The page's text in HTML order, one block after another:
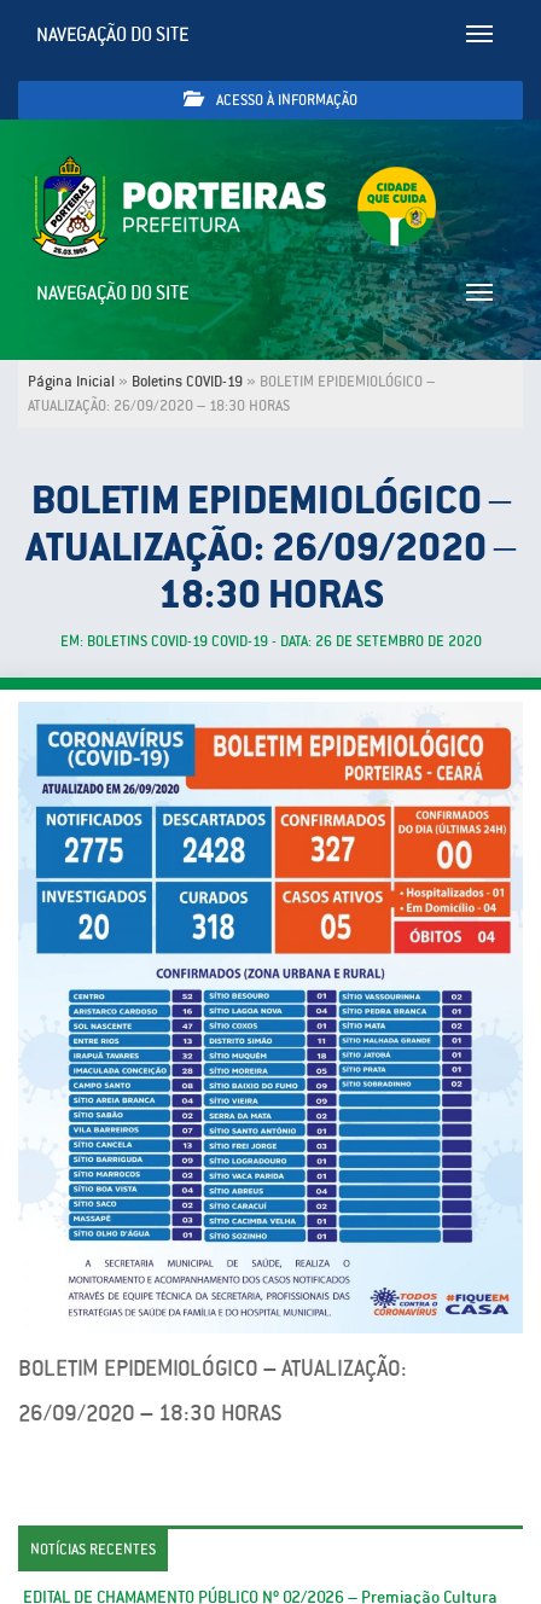
Toggle
NAVEGAÇÃO DO SITE
ACESSO À INFORMAÇÃO
Toggle
NAVEGAÇÃO DO SITE
Página Inicial » Boletins COVID-19 » BOLETIM EPIDEMIOLÓGICO –
ATUALIZAÇÃO: 26/09/2020 – 18:30 HORAS
BOLETIM EPIDEMIOLÓGICO –
ATUALIZAÇÃO: 26/09/2020 –
18:30 HORAS
EM: BOLETINS COVID-19 COVID-19 - DATA: 26 DE SETEMBRO DE 2020
BOLETIM EPIDEMIOLÓGICO – ATUALIZAÇÃO:
26/09/2020 – 18:30 HORAS
NOTÍCIAS RECENTES
EDITAL DE CHAMAMENTO PÚBLICO Nº 02/2026 – Premiação Cultura